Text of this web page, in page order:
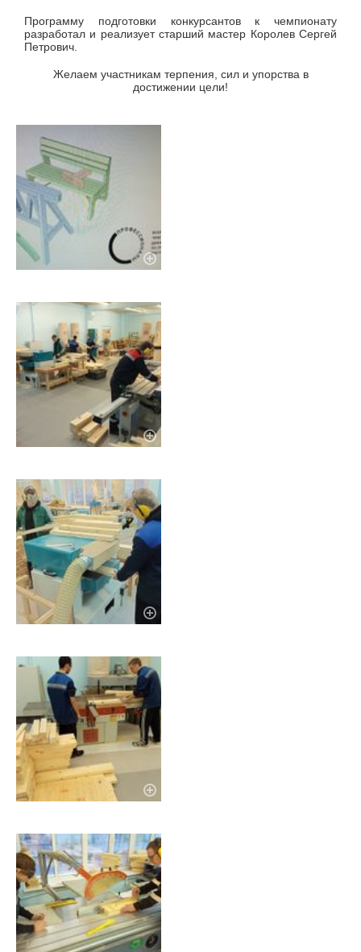
Программу подготовки конкурсантов к чемпионату
разработал и реализует старший мастер Королев Сергей
Петрович.
Желаем участникам терпения, сил и упорства в
достижении цели!